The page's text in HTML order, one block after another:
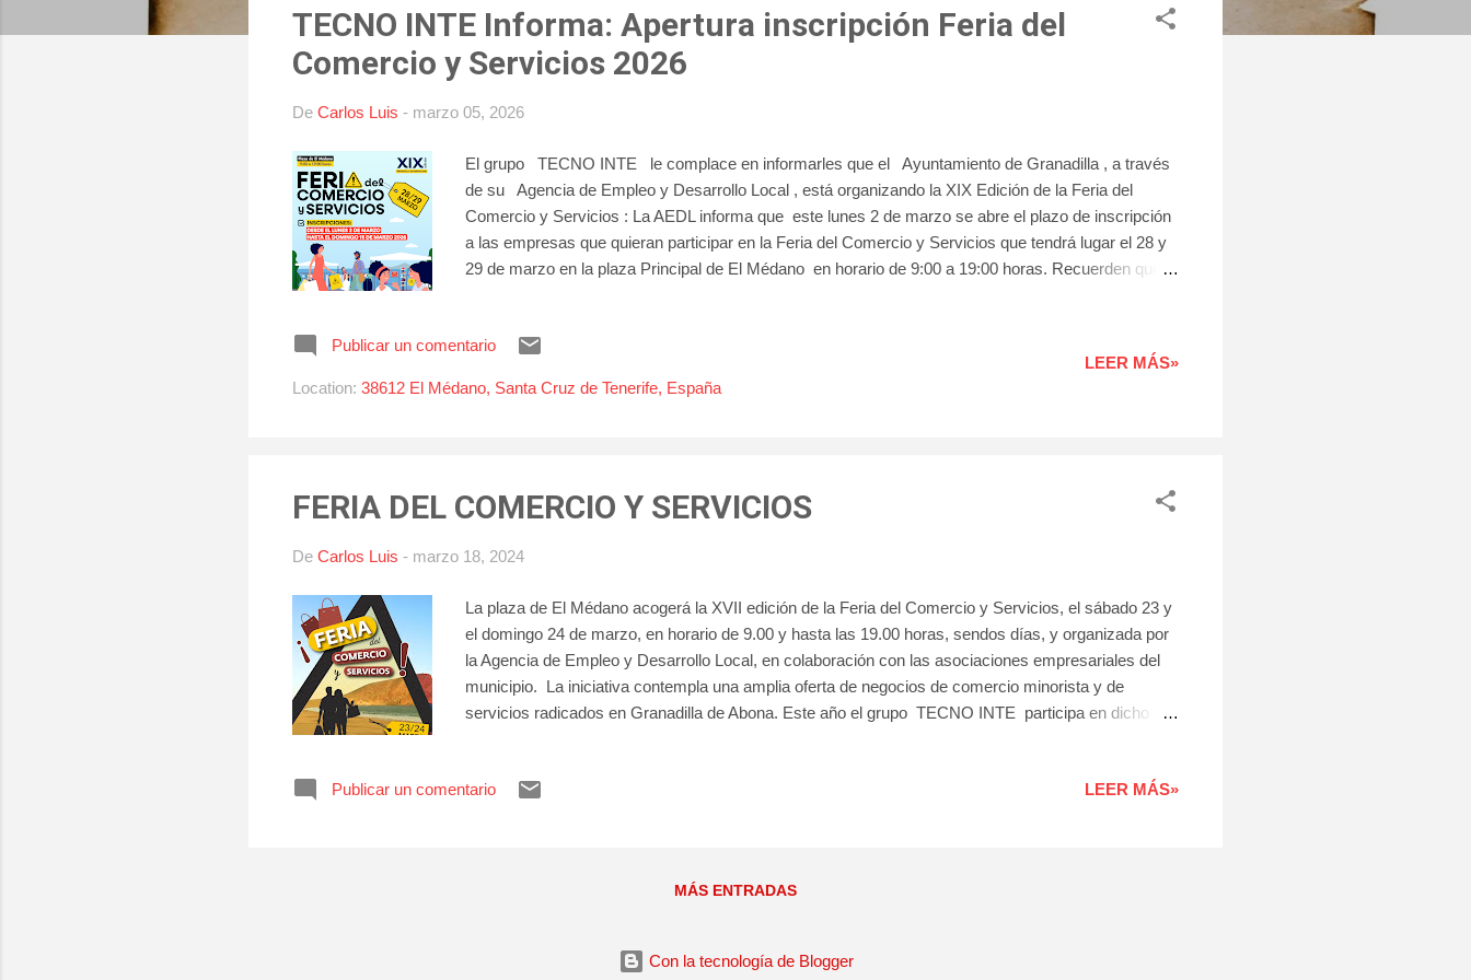
TECNO INTE Informa: Apertura inscripción Feria del
Comercio y Servicios 2026
De Carlos Luis - marzo 05, 2026
El grupo TECNO INTE le complace en informarles que el Ayuntamiento de Granadilla , a través
de su Agencia de Empleo y Desarrollo Local , está organizando la XIX Edición de la Feria del
Comercio y Servicios : La AEDL informa que este lunes 2 de marzo se abre el plazo de inscripción
a las empresas que quieran participar en la Feria del Comercio y Servicios que tendrá lugar el 28 y
29 de marzo en la plaza Principal de El Médano en horario de 9:00 a 19:00 horas. Recuerden que
2025 acreditando la baja en Hacienda posterior a esa fecha. Podrán inscribirse desde las 8:00 am
Publicar un comentario
Location: 38612 El Médano, Santa Cruz de Tenerife, España
LEER MÁS»
FERIA DEL COMERCIO Y SERVICIOS
De Carlos Luis - marzo 18, 2024
La plaza de El Médano acogerá la XVII edición de la Feria del Comercio y Servicios, el sábado 23 y
el domingo 24 de marzo, en horario de 9.00 y hasta las 19.00 horas, sendos días, y organizada por
la Agencia de Empleo y Desarrollo Local, en colaboración con las asociaciones empresariales del
municipio. La iniciativa contempla una amplia oferta de negocios de comercio minorista y de
servicios radicados en Granadilla de Abona. Este año el grupo TECNO INTE participa en dicho
Centros de Formación. A nimamos a la población a acercarse hasta la plaza de El Médano, que se
Publicar un comentario LEER MÁS»
MÁS ENTRADAS
Con la tecnología de Blogger